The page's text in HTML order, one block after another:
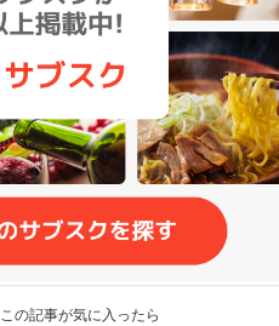
この記事が気に入ったら